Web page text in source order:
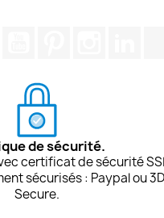
de sécurité.
certificat de sécurité
sécurisés : Paypal ou 3D
Secure.